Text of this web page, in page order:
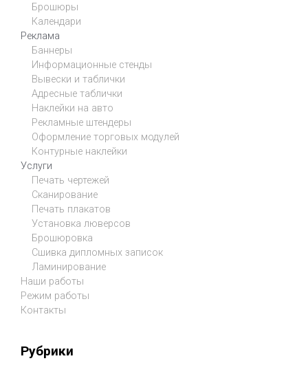
Брошюры
Календари
Реклама
Баннеры
Информационные стенды
Вывески и таблички
Адресные таблички
Наклейки на авто
Рекламные штендеры
Оформление торговых модулей
Контурные наклейки
Услуги
Печать чертежей
Сканирование
Печать плакатов
Установка люверсов
Брошюровка
Сшивка дипломных записок
Ламинирование
Наши работы
Режим работы
Контакты
Рубрики